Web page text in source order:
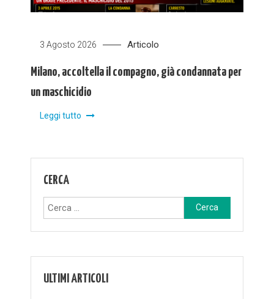
3 Agosto 2026 Articolo
Milano, accoltella il compagno, già condannata per
un maschicidio
Leggi tutto
CERCA
Ricerca
per:
ULTIMI ARTICOLI